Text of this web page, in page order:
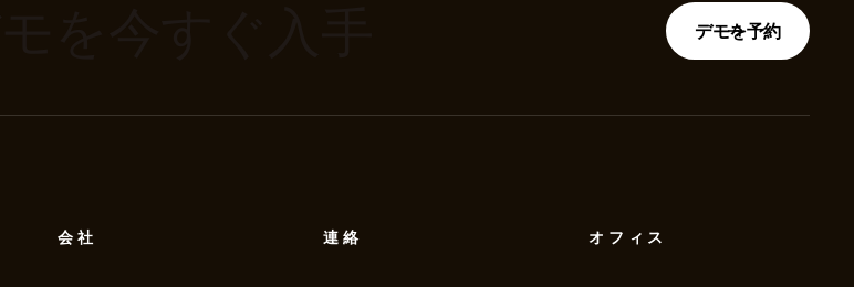
デモを予約
会社 連絡 オフィス